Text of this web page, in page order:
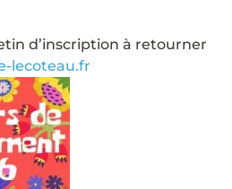
d’inscription à retourner
lecoteau.fr